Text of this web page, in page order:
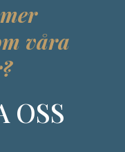
våra
OSS